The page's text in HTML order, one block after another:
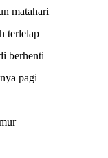
dan
...
matahari
terlelap
berhenti
pagi